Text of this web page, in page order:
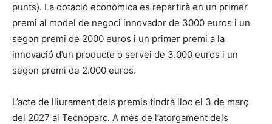
punts). La dotació econòmica es repartirà en un primer
premi al model de negoci innovador de 3000 euros i un
segon premi de 2000 euros i un primer premi a la
innovació d’un producte o servei de 3.000 euros i un
segon premi de 2.000 euros.
L’acte de lliurament dels premis tindrà lloc el 3 de març
del 2027 al Tecnoparc. A més de l’atorgament dels